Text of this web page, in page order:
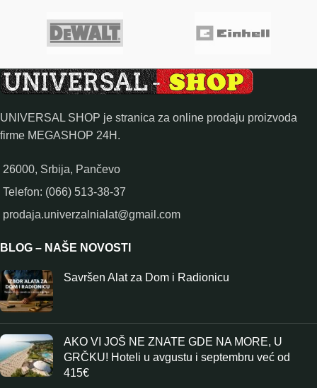
UNIVERSAL SHOP je stranica za online prodaju proizvoda
firme MEGASHOP 24H.
26000, Srbija, Pančevo
Telefon: (066) 513-38-37
prodaja.univerzalnialat@gmail.com
BLOG – NAŠE NOVOSTI
Savršen Alat za Dom i Radionicu
AKO VI JOŠ NE ZNATE GDE NA MORE, U
GRČKU! Hoteli u avgustu i septembru već od
415€